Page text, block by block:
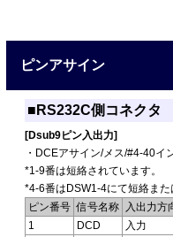
ピンアサイン
■RS232C側コネクタ
[Dsub9ピン入出力]
・DCEアサイン/メス/#4-40イ
*1-9番は短絡されています。
*4-6番はDSW1-4にて短絡また
ピン番号 信号名称
入出力方
1
DCD 入力